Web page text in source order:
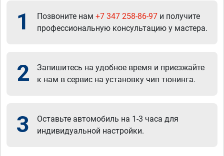
1 Позвоните нам +7 347 258-86-97 и получите
профессиональную консультацию у мастера.
2
Запишитесь на удобное время и приезжайте
к нам в сервис на установку чип тюнинга.
3
Оставьте автомобиль на 1-3 часа для
индивидуальной настройки.